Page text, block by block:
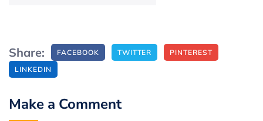
Share: FACEBOOK TWITTER
PINTEREST
LINKEDIN
Make a Comment